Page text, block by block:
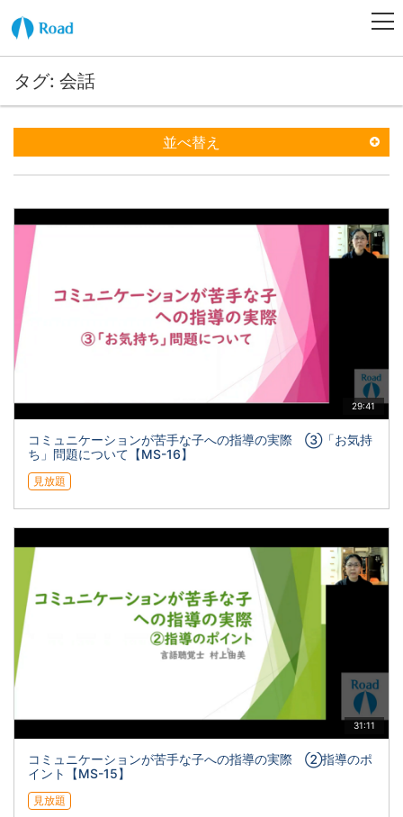
タグ: 会話
並べ替え
29:41
コミュニケーションが苦手な子への指導の実際 ③「お気持
ち」問題について【MS-16】
見放題
31:11
コミュニケーションが苦手な子への指導の実際 ②指導のポ
イント【MS-15】
見放題